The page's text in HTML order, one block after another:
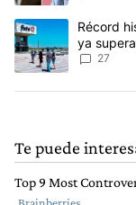
Un artículo deRécord
ya
27